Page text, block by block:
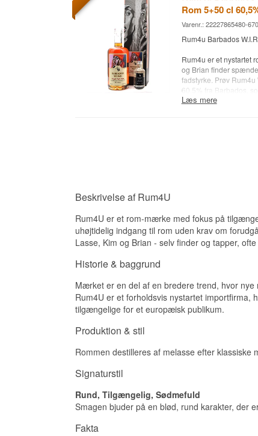
Alc. styrke: 80 + 79 %
5 cl. + 50 cl.
Andet: Jamaica Dok -
Rom 5+50 cl
Varenr.: 22227865480-
Rum4u Barbados
Rum4u er et nystartet
og Brian finder
fadstyrke. Prøv
60,5% fra Barbados,
oloroso-sherryfad.
Læs mere
Beskrivelse af Rum4U
Rum4U er et rom-mærke med fokus på
uhøjtidelig indgang til rom uden krav om
Lasse, Kim og Brian - selv finder og tapper,
Historie & baggrund
Mærket er en del af en bredere trend, hvor
Rum4U er et forholdsvis nystartet
tilgængelige for et europæisk publikum.
Produktion & stil
Rommen destilleres af melasse efter
Signaturstil
Rund, Tilgængelig, Sødmefuld
Smagen bjuder på en blød, rund karakter, der
Fakta